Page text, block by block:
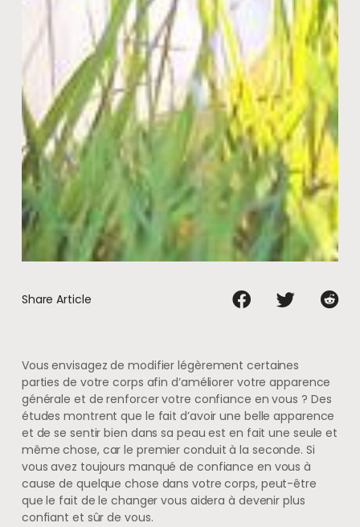
Share Article
Vous envisagez de modifier légèrement certaines
parties de votre corps afin d’améliorer votre apparence
générale et de renforcer votre confiance en vous ? Des
études montrent que le fait d’avoir une belle apparence
et de se sentir bien dans sa peau est en fait une seule et
même chose, car le premier conduit à la seconde. Si
vous avez toujours manqué de confiance en vous à
cause de quelque chose dans votre corps, peut-être
que le fait de le changer vous aidera à devenir plus
confiant et sûr de vous.